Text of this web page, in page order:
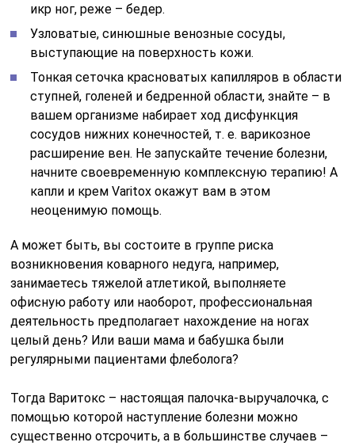
икр ног, реже – бедер.
Узловатые, синюшные венозные сосуды,
выступающие на поверхность кожи.
Тонкая сеточка красноватых капилляров в области
ступней, голеней и бедренной области, знайте – в
вашем организме набирает ход дисфункция
сосудов нижних конечностей, т. е. варикозное
расширение вен. Не запускайте течение болезни,
начните своевременную комплексную терапию! А
капли и крем Varitox окажут вам в этом
неоценимую помощь.
А может быть, вы состоите в группе риска
возникновения коварного недуга, например,
занимаетесь тяжелой атлетикой, выполняете
офисную работу или наоборот, профессиональная
деятельность предполагает нахождение на ногах
целый день? Или ваши мама и бабушка были
регулярными пациентами флеболога?
Тогда Варитокс – настоящая палочка-выручалочка, с
помощью которой наступление болезни можно
существенно отсрочить, а в большинстве случаев –